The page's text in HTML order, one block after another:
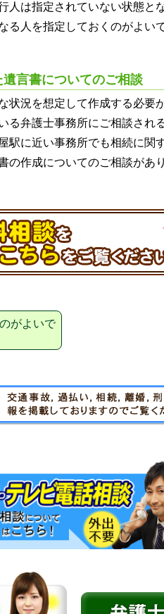
人は指定されていない状態と
る人を指定しておくのがよい
言書についてのご相談
状況を想定して作成する必要
る弁護士事務所にご相談され
駅に近い事務所でも相続に関
の作成についてのご相談があ
がよいで